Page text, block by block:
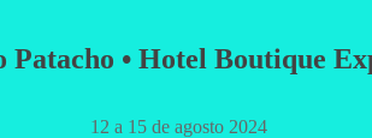
Patacho • Hotel Boutique
12 a 15 de agosto 2024